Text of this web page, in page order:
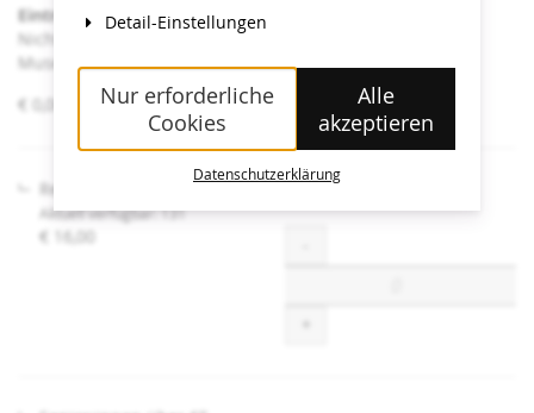
Eintritt Heidi Horten Collection
Nicht angeführte Ermäßigungen sind an der Kassa im
Museum erhältlich.
von
€ 0,00 – € 16,00
Regulär
Aktuell verfügbar: 131
€ 16,00
Detail-Einstellungen
Nur erforderliche
Cookies
Alle
akzeptieren
Datenschutzerklärung